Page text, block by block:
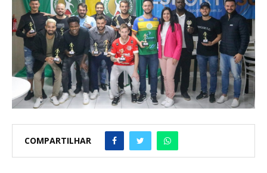
COMPARTILHAR